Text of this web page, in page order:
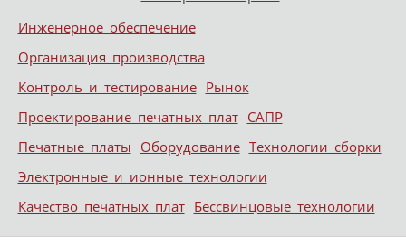
Меню
Skip to content
Инженерное обеспечение
Организация производства
Контроль и тестирование Рынок
Проектирование печатных плат САПР
Печатные платы Оборудование Технологии сборки
Электронные и ионные технологии
Качество печатных плат Бессвинцовые технологии